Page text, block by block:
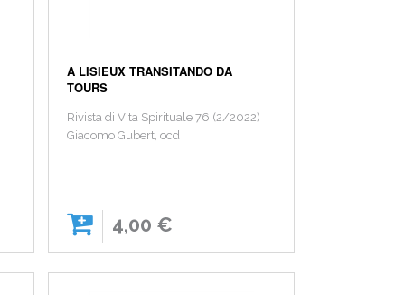
A LISIEUX TRANSITANDO DA
TOURS
Rivista di Vita Spirituale 76 (2/2022)
Giacomo Gubert, ocd
4,00 €